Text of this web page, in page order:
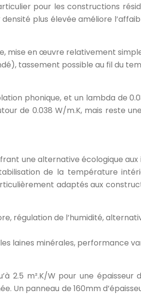
pour les constructions
plus élevée améliore
mise en œuvre relativement
tassement possible au fil du
phonique, et un lambda de
de 0.038 W/m.K, mais reste
une alternative écologique
de la température
adaptés aux
régulation de l’humidité,
laines minérales, performance
2.5 m².K/W pour une épaisseur
Un panneau de 160mm